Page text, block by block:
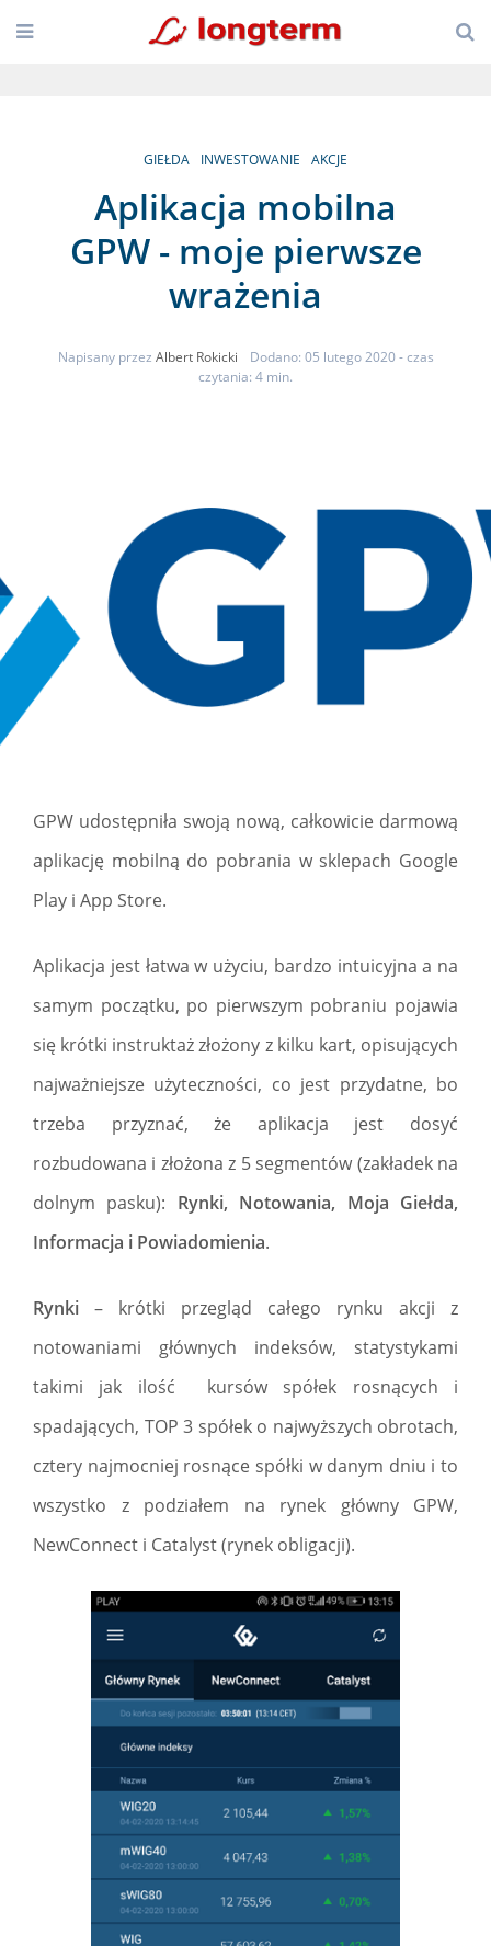
GIEŁDA INWESTOWANIE AKCJE
Aplikacja mobilna
GPW - moje pierwsze
wrażenia
Napisany przez Albert Rokicki Dodano: 05 lutego 2020 - czas
czytania: 4 min.
GPW udostępniła swoją nową, całkowicie darmową
aplikację mobilną do pobrania w sklepach Google
Play i App Store.
Aplikacja jest łatwa w użyciu, bardzo intuicyjna a na
samym początku, po pierwszym pobraniu pojawia
się krótki instruktaż złożony z kilku kart, opisujących
najważniejsze użyteczności, co jest przydatne, bo
trzeba przyznać, że aplikacja jest dosyć
rozbudowana i złożona z 5 segmentów (zakładek na
dolnym pasku): Rynki, Notowania, Moja Giełda,
Informacja i Powiadomienia.
Rynki – krótki przegląd całego rynku akcji z
notowaniami głównych indeksów, statystykami
takimi jak ilość kursów spółek rosnących i
spadających, TOP 3 spółek o najwyższych obrotach,
cztery najmocniej rosnące spółki w danym dniu i to
wszystko z podziałem na rynek główny GPW,
NewConnect i Catalyst (rynek obligacji).